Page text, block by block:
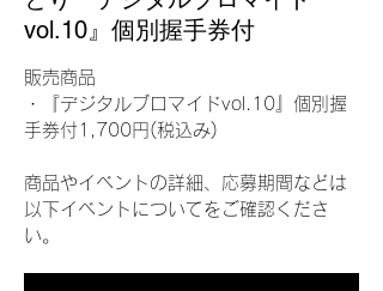
vol.10』個別握手券付
販売商品
・『デジタルブロマイドvol.10』個別握
手券付1,700円(税込み)
商品やイベントの詳細、応募期間などは
以下イベントについてをご確認くださ
い。